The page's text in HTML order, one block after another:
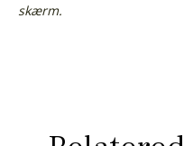
skærm.